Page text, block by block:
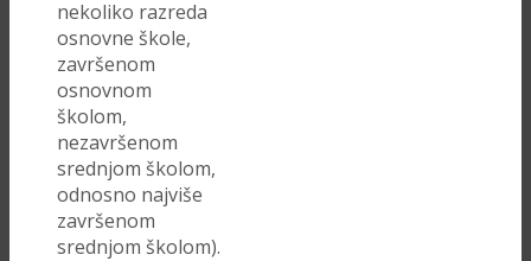
nekoliko razreda
osnovne škole,
završenom
osnovnom
školom,
nezavršenom
srednjom školom,
odnosno najviše
završenom
srednjom školom).